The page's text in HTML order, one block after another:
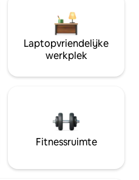
Laptopvriendelijke
werkplek
Fitnessruimte